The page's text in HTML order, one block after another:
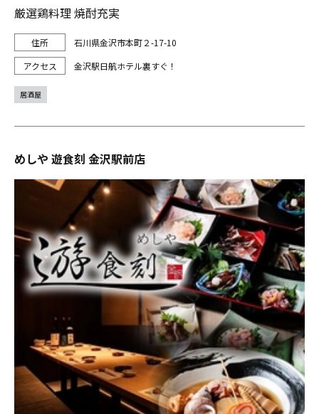
厳選鶏料理 焼酎充実
石川県金沢市本町２-17-10
金沢駅日航ホテル裏すぐ！
居酒屋
めしや 遊食刻 金沢駅前店